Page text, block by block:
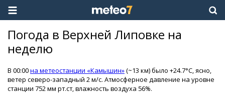
Погода в Верхней Липовке на
неделю
В 00:00на метеостанции «Камышин»(~13 км) было +24.7°C, ясно,
ветер северо-западный 2 м/с. Атмосферное давление на уровне
станции 752 мм рт.ст, влажность воздуха 56%.